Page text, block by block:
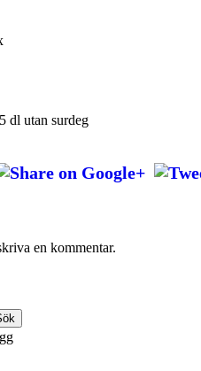
dl utan surdeg
en kommentar.